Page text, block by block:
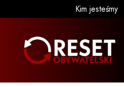
Kim jesteśmy